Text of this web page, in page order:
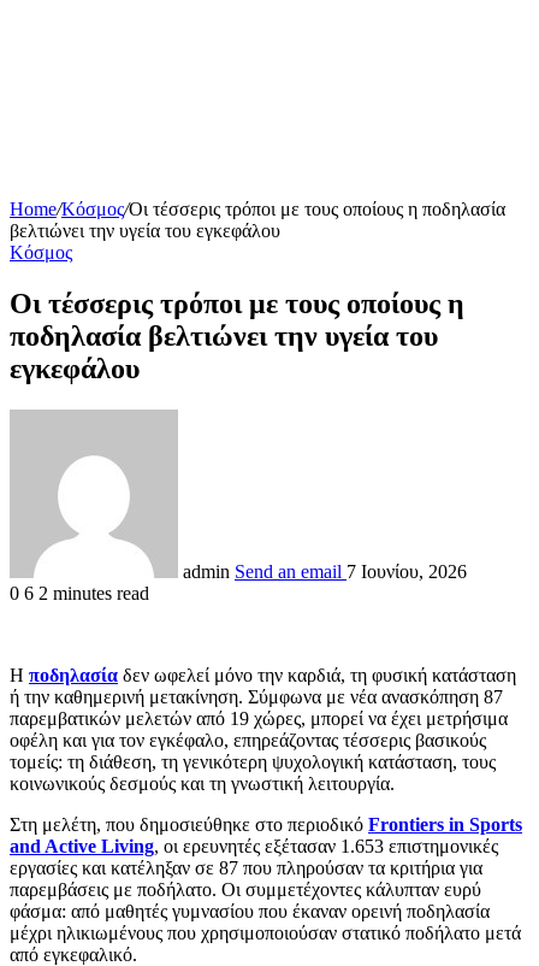
Home/Κόσμος/Οι τέσσερις τρόποι με τους οποίους η ποδηλασία
βελτιώνει την υγεία του εγκεφάλου
Κόσμος
Οι τέσσερις τρόποι με τους οποίους η
ποδηλασία βελτιώνει την υγεία του
εγκεφάλου
admin Send an email 7 Ιουνίου, 2026
0 6 2 minutes read
Η ποδηλασία δεν ωφελεί μόνο την καρδιά, τη φυσική κατάσταση
ή την καθημερινή μετακίνηση. Σύμφωνα με νέα ανασκόπηση 87
παρεμβατικών μελετών από 19 χώρες, μπορεί να έχει μετρήσιμα
οφέλη και για τον εγκέφαλο, επηρεάζοντας τέσσερις βασικούς
τομείς: τη διάθεση, τη γενικότερη ψυχολογική κατάσταση, τους
κοινωνικούς δεσμούς και τη γνωστική λειτουργία.
Στη μελέτη, που δημοσιεύθηκε στο περιοδικό Frontiers in Sports
and Active Living, οι ερευνητές εξέτασαν 1.653 επιστημονικές
εργασίες και κατέληξαν σε 87 που πληρούσαν τα κριτήρια για
παρεμβάσεις με ποδήλατο. Οι συμμετέχοντες κάλυπταν ευρύ
φάσμα: από μαθητές γυμνασίου που έκαναν ορεινή ποδηλασία
μέχρι ηλικιωμένους που χρησιμοποιούσαν στατικό ποδήλατο μετά
από εγκεφαλικό.